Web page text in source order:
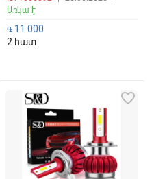
Առկա է
֏11 000
2 հատ
favorite_border